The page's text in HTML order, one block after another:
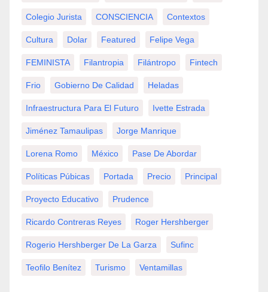
Colegio Jurista CONSCIENCIA Contextos
Cultura Dolar Featured Felipe Vega
FEMINISTA Filantropia Filántropo Fintech
Frio Gobierno De Calidad Heladas
Infraestructura Para El Futuro Ivette Estrada
Jiménez Tamaulipas Jorge Manrique
Lorena Romo México Pase De Abordar
Políticas Púbicas Portada Precio Principal
Proyecto Educativo Prudence
Ricardo Contreras Reyes Roger Hershberger
Rogerio Hershberger De La Garza Sufinc
Teofilo Benítez Turismo Ventamillas